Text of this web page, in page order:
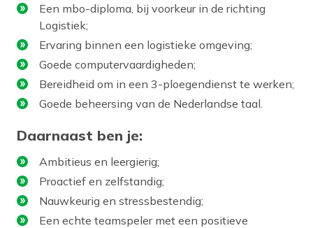
Een mbo-diploma, bij voorkeur in de richting
Logistiek;
Ervaring binnen een logistieke omgeving;
Goede computervaardigheden;
Bereidheid om in een 3-ploegendienst te werken;
Goede beheersing van de Nederlandse taal.
Daarnaast ben je:
Ambitieus en leergierig;
Proactief en zelfstandig;
Nauwkeurig en stressbestendig;
Een echte teamspeler met een positieve